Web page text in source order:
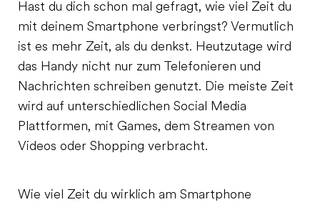
Hast du dich schon mal gefragt, wie viel Zeit du
mit deinem Smartphone verbringst? Vermutlich
ist es mehr Zeit, als du denkst. Heutzutage wird
das Handy nicht nur zum Telefonieren und
Nachrichten schreiben genutzt. Die meiste Zeit
wird auf unterschiedlichen Social Media
Plattformen, mit Games, dem Streamen von
Videos oder Shopping verbracht.
Wie viel Zeit du wirklich am Smartphone